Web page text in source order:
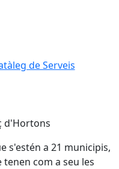
de Serveis
d'Hortons
s'estén a 21 municipis,
com a seu les